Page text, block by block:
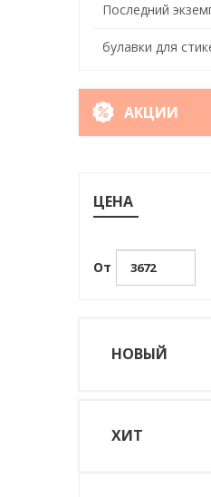
Последний
булавки для
АКЦИИ
ЦЕНА
От
НОВЫЙ
ХИТ